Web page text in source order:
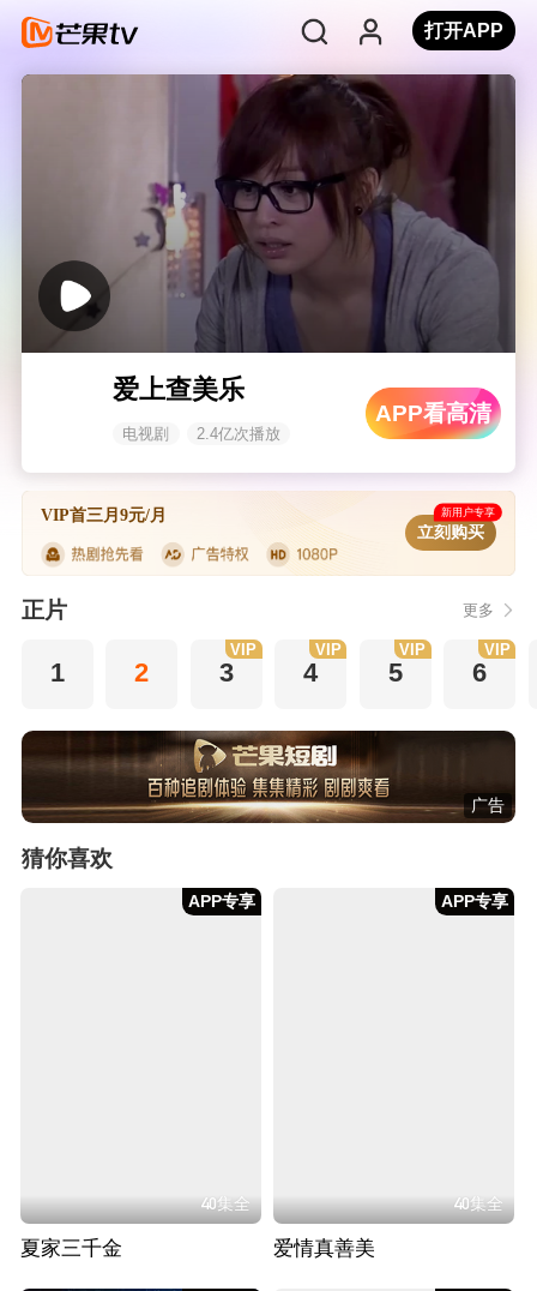
打开APP
爱上查美乐
电视剧 2.4亿次播放
APP看高清
VIP首三月9元/月 新用户专享
立刻购买
正片 更多
1 2 3
VIP
4
VIP
5
VIP
6
VIP
广告
猜你喜欢
APP专享
40集全
夏家三千金
APP专享
40集全
爱情真善美